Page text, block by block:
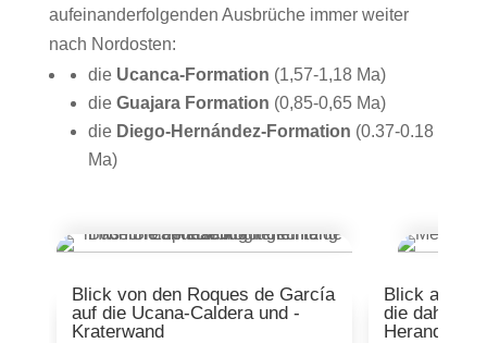
aufeinanderfolgenden Ausbrüche immer weiter
nach Nordosten:
die Ucanca-Formation (1,57-1,18 Ma)
die Guajara Formation (0,85-0,65 Ma)
die Diego-Hernández-Formation (0.37-0.18
Ma)
Blick von den Roques de García
auf die Ucana-Caldera und -
Kraterwand
Blick auf
die dahinter
Herandez-